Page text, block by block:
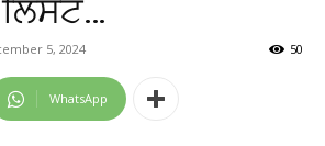
5, 2024 50
WhatsApp